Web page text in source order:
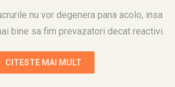
nu vor degenera pana acolo, insa
bine sa fim prevazatori decat reactivi.
CITESTE MAI MULT